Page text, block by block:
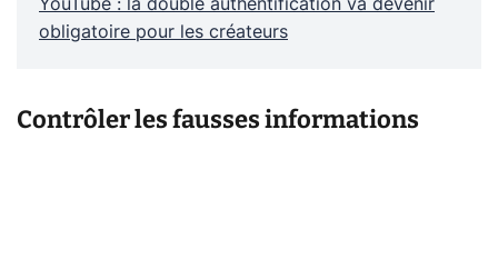
YouTube : la double authentification va devenir
obligatoire pour les créateurs
Contrôler les fausses informations